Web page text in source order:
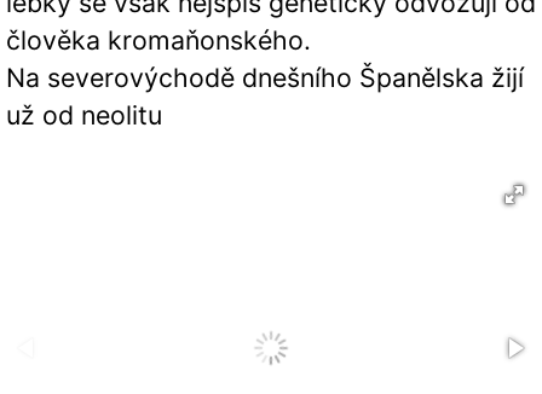
člověka kromaňonského.
Na severovýchodě dnešního Španělska žijí
už od neolitu